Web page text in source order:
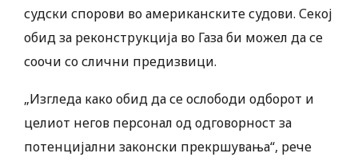
судски спорови во американските судови. Секој
обид за реконструкција во Газа би можел да се
соочи со слични предизвици.
„Изгледа како обид да се ослободи одборот и
целиот негов персонал од одговорност за
потенцијални законски прекршувања“, рече